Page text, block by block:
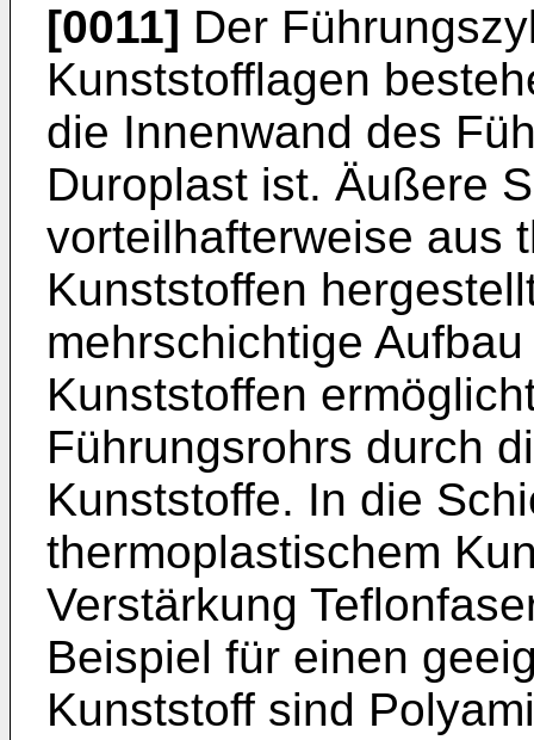
[0011] Der
Kunststofflagen
die Innenwand des
Duroplast ist. Äußere
vorteilhafterweise aus
Kunststoffen
mehrschichtige
Kunststoffen
Führungsrohrs durch
Kunststoffe. In die
thermoplastischem
Verstärkung
Beispiel für einen
Kunststoff sind